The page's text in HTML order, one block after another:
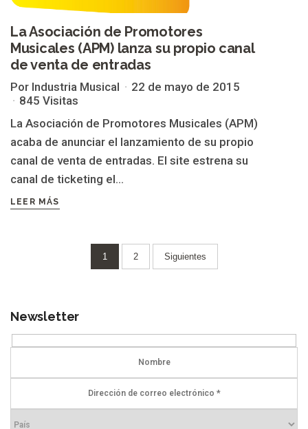
La Asociación de Promotores
Musicales (APM) lanza su propio canal
de venta de entradas
Por Industria Musical
22 de mayo de 2015
845 Visitas
La Asociación de Promotores Musicales (APM)
acaba de anunciar el lanzamiento de su propio
canal de venta de entradas. El site estrena su
canal de ticketing el...
LEER MÁS
Paginación
1 2 Siguientes
Newsletter